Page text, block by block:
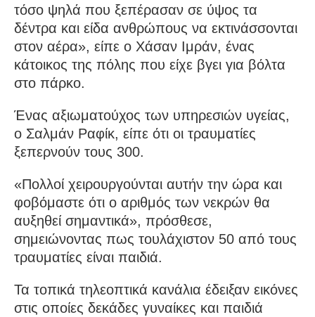
τόσο ψηλά που ξεπέρασαν σε ύψος τα
δέντρα και είδα ανθρώπους να εκτινάσσονται
στον αέρα», είπε ο Χάσαν Ιμράν, ένας
κάτοικος της πόλης που είχε βγει για βόλτα
στο πάρκο.
Ένας αξιωματούχος των υπηρεσιών υγείας,
ο Σαλμάν Ραφίκ, είπε ότι οι τραυματίες
ξεπερνούν τους 300.
«Πολλοί χειρουργούνται αυτήν την ώρα και
φοβόμαστε ότι ο αριθμός των νεκρών θα
αυξηθεί σημαντικά», πρόσθεσε,
σημειώνοντας πως τουλάχιστον 50 από τους
τραυματίες είναι παιδιά.
Τα τοπικά τηλεοπτικά κανάλια έδειξαν εικόνες
στις οποίες δεκάδες γυναίκες και παιδιά